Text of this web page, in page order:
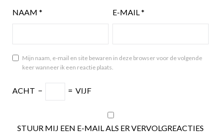
NAAM * E-MAIL *
Mijn naam, e-mail en site bewaren in deze browser voor de volgende
keer wanneer ik een reactie plaats.
ACHT − = VIJF
STUUR MIJ EEN E-MAIL ALS ER VERVOLGREACTIES